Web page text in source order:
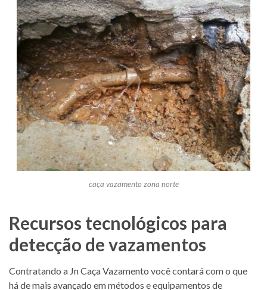
caça vazamento zona norte
Recursos tecnológicos para
detecção de vazamentos
Contratando a Jn Caça Vazamento você contará com o que
há de mais avançado em métodos e equipamentos de